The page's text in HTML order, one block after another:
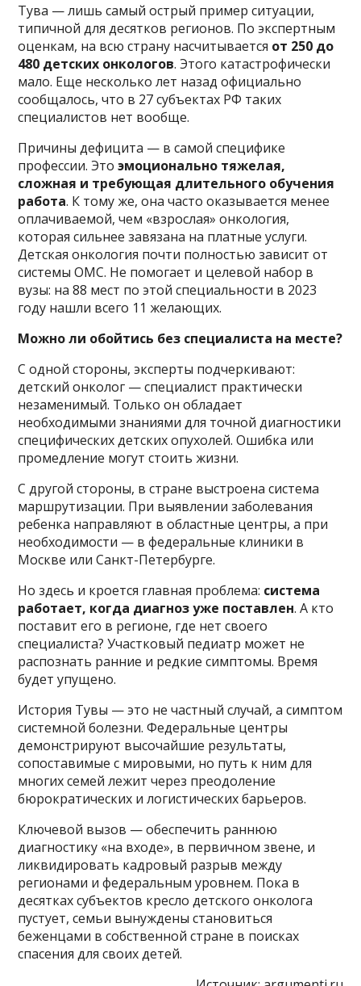
Тува — лишь самый острый пример ситуации,
типичной для десятков регионов. По экспертным
оценкам, на всю страну насчитывается от 250 до
480 детских онкологов. Этого катастрофически
мало. Еще несколько лет назад официально
сообщалось, что в 27 субъектах РФ таких
специалистов нет вообще.
Причины дефицита — в самой специфике
профессии. Этоэмоционально тяжелая,
сложная и требующая длительного обучения
работа. К тому же, она часто оказывается менее
оплачиваемой, чем «взрослая» онкология,
которая сильнее завязана на платные услуги.
Детская онкология почти полностью зависит от
системы ОМС. Не помогает и целевой набор в
вузы: на 88 мест по этой специальности в 2023
году нашли всего 11 желающих.
Можно ли обойтись без специалиста на месте?
С одной стороны, эксперты подчеркивают:
детский онколог — специалист практически
незаменимый. Только он обладает
необходимыми знаниями для точной диагностики
специфических детских опухолей. Ошибка или
промедление могут стоить жизни.
С другой стороны, в стране выстроена система
маршрутизации. При выявлении заболевания
ребенка направляют в областные центры, а при
необходимости — в федеральные клиники в
Москве или Санкт-Петербурге.
Но здесь и кроется главная проблема: система
работает, когда диагноз уже поставлен. А кто
поставит его в регионе, где нет своего
специалиста? Участковый педиатр может не
распознать ранние и редкие симптомы. Время
будет упущено.
История Тувы — это не частный случай, а симптом
системной болезни. Федеральные центры
демонстрируют высочайшие результаты,
сопоставимые с мировыми, но путь к ним для
многих семей лежит через преодоление
бюрократических и логистических барьеров.
Ключевой вызов — обеспечить раннюю
диагностику «на входе», в первичном звене, и
ликвидировать кадровый разрыв между
регионами и федеральным уровнем. Пока в
десятках субъектов кресло детского онколога
пустует, семьи вынуждены становиться
беженцами в собственной стране в поисках
спасения для своих детей.